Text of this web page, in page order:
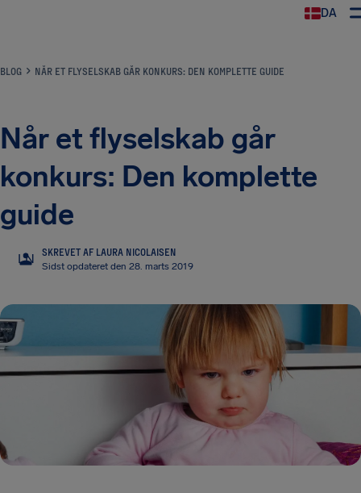
DA
BLOG NÅR ET FLYSELSKAB GÅR KONKURS: DEN KOMPLETTE GUIDE
Når et flyselskab går
konkurs: Den komplette
guide
LN
SKREVET AF LAURA NICOLAISEN
Sidst opdateret den 28. marts 2019